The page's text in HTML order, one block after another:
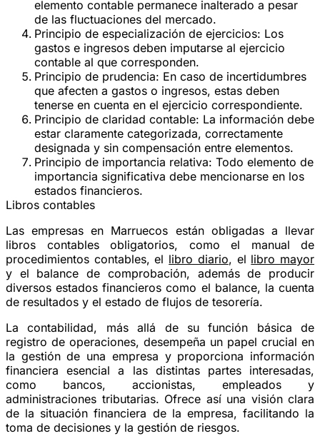
elemento contable permanece inalterado a pesar
de las fluctuaciones del mercado.
Principio de especialización de ejercicios: Los
gastos e ingresos deben imputarse al ejercicio
contable al que corresponden.
Principio de prudencia: En caso de incertidumbres
que afecten a gastos o ingresos, estas deben
tenerse en cuenta en el ejercicio correspondiente.
Principio de claridad contable: La información debe
estar claramente categorizada, correctamente
designada y sin compensación entre elementos.
Principio de importancia relativa: Todo elemento de
importancia significativa debe mencionarse en los
estados financieros.
Libros contables
Las empresas en Marruecos están obligadas a llevar
libros contables obligatorios, como el manual de
procedimientos contables, el libro diario, el libro mayor
y el balance de comprobación, además de producir
diversos estados financieros como el balance, la cuenta
de resultados y el estado de flujos de tesorería.
La contabilidad, más allá de su función básica de
registro de operaciones, desempeña un papel crucial en
la gestión de una empresa y proporciona información
financiera esencial a las distintas partes interesadas,
como bancos, accionistas, empleados y
administraciones tributarias. Ofrece así una visión clara
de la situación financiera de la empresa, facilitando la
toma de decisiones y la gestión de riesgos.